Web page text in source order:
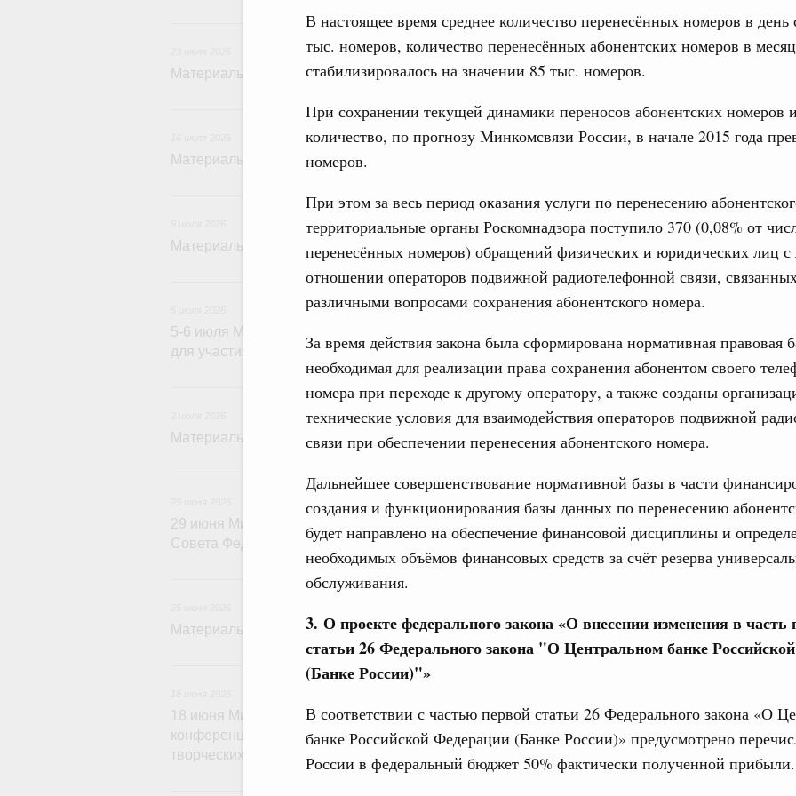
В настоящее время среднее количество перенесённых номеров в день
тыс. номеров, количество перенесённых абонентских номеров в месяц
стабилизировалось на значении 85 тыс. номеров.
При сохранении текущей динамики переносов абонентских номеров
количество, по прогнозу Минкомсвязи России, в начале 2015 года
номеров.
При этом за весь период оказания услуги по перенесению
территориальные органы Роскомнадзора поступило 370 (0,08% от
перенесённых номеров) обращений физических и юридических лиц
отношении операторов подвижной радиотелефонной связи,
различными вопросами сохранения абонентского номера.
За время действия закона была сформирована нормативная правовая
необходимая для реализации права сохранения абонентом своего
номера при переходе к другому оператору, а также созданы
технические условия для взаимодействия операторов подвижной
связи при обеспечении перенесения абонентского номера.
Дальнейшее совершенствование нормативной базы в части
создания и функционирования базы данных по перенесению
будет направлено на обеспечение финансовой дисциплины и
необходимых объёмов финансовых средств за счёт резерва
обслуживания.
3. О проекте федерального закона «О внесении изменения в часть
статьи 26 Федерального закона "О Центральном банке
(Банке России)"»
В соответствии с частью первой статьи 26 Федерального закона «О
банке Российской Федерации (Банке России)» предусмотрено
России в федеральный бюджет 50% фактически полученной прибыли.
23 июля, четверг
Материалы к заседанию Правительства 23 июля 2026 года
16 июля, четверг
Материалы к заседанию Правительства 16 июля 2026 года
9 июля, четверг
Материалы к заседанию Правительства 9 июля 2026 года
5 июля, воскресенье
5-6 июля Михаил Мишустин совершит рабочую поездку в Свердловскую область
для участия в XVI международной промышленной выставке «Иннопром»
2 июля, четверг
Материалы к заседанию Правительства 2 июля 2026 года
29 июня Михаил Мишустин встретится с представителями Совета палаты
Совета Федерации Федерального Собрания
25 июня, четверг
Материалы к заседанию Правительства 25 июня 2026 года
18 июня, четверг
18 июня Михаил Мишустин примет участие в работе Международной
конференции по укреплению культурных связей и развитию креативных и
творческих индустрий
Для
Email
Email